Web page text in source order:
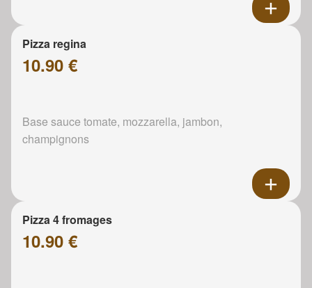
Pizza regina
10.90 €
Base sauce tomate, mozzarella, jambon,
champignons
Pizza 4 fromages
10.90 €